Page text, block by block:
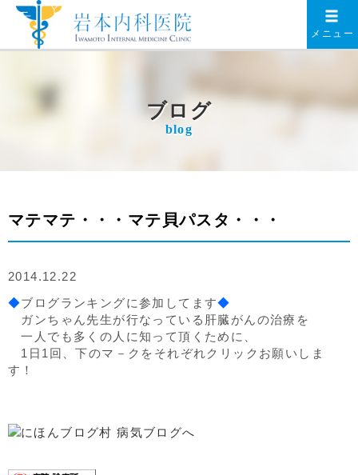
メニュー
ブログ
blog
マテマテ・・・マテ貝パスタ・・・
2014.12.22
◆ブログランキングに参加してます◆
ガンちゃん先生が行なっている肝臓がんの治療を
一人でも多くの人に知って頂くために、
1日1回、下のマ－クをそれぞれクリックお願いしま
す！